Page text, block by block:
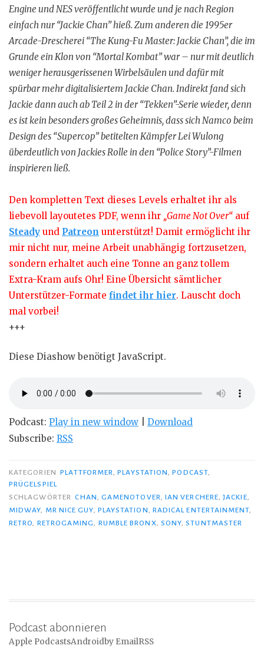
Engine und NES veröffentlicht wurde und je nach Region
einfach nur “Jackie Chan” hieß. Zum anderen die 1995er
Arcade-Drescherei “The Kung-Fu Master: Jackie Chan”, die im
Grunde ein Klon von “Mortal Kombat” war – nur mit deutlich
weniger herausgerissenen Wirbelsäulen und dafür mit
spürbar mehr digitalisiertem Jackie Chan. Indirekt fand sich
Jackie dann auch ab Teil 2 in der “Tekken”-Serie wieder, denn
es ist kein besonders großes Geheimnis, dass sich Namco beim
Design des “Supercop” betitelten Kämpfer Lei Wulong
überdeutlich von Jackies Rolle in den “Police Story”-Filmen
inspirieren ließ.
Den kompletten Text dieses Levels erhaltet ihr als
liebevoll layoutetes PDF, wenn ihr „Game Not Over“ auf
Steady und Patreon unterstützt! Damit ermöglicht ihr
mir nicht nur, meine Arbeit unabhängig fortzusetzen,
sondern erhaltet auch eine Tonne an ganz tollem
Extra-Kram aufs Ohr! Eine Übersicht sämtlicher
Unterstützer-Formate findet ihr hier. Lauscht doch
mal vorbei!
+++
Diese Diashow benötigt JavaScript.
Podcast: Play in new window
Download
Subscribe: RSS
KATEGORIEN PLATTFORMER ,PLAYSTATION ,PODCAST,
PRÜGELSPIEL
SCHLAGWÖRTER
CHAN GAMENOTOVER IAN VERCHERE ,JACKIE
MIDWAY
MR NICE GUY PLAYSTATION RADICAL ENTERTAINMENT
RETRO
RETROGAMING RUMBLE BRONX SONY ,STUNTMASTER
Podcast abonnieren
Apple PodcastsAndroidby EmailRSS